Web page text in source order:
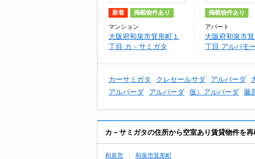
新着 掲載物件あり
マンション
大阪府和泉市箕形町１
丁目 カ－サミガタ
掲載物件あり
アパート
大阪府和泉市
丁目 アルバモ
カーサミガタ クレセールサダ アルバーダ
アルバーダ
アルバーダ 仮）アルバーダ 藤
カ－サミガタの住所から空室あり賃貸物件を再
和泉市 和泉市箕形町